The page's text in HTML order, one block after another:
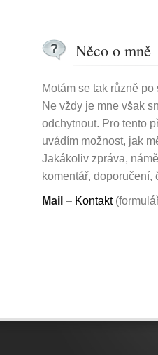
Něco o mně
Motám se tak různě po
Ne vždy je mne však
odchytnout. Pro tento
uvádím možnost, jak
Jakákoliv zpráva,
komentář, doporučení,
Mail – Kontakt